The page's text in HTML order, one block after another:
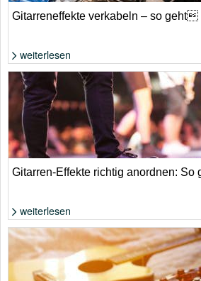
Foto: Shutterstock von maradon 333
Gitarreneffekte verkabeln – so geht
weiterlesen
Foto: Shutterstock von DEALORY
Gitarren-Effekte richtig anordnen: So
weiterlesen